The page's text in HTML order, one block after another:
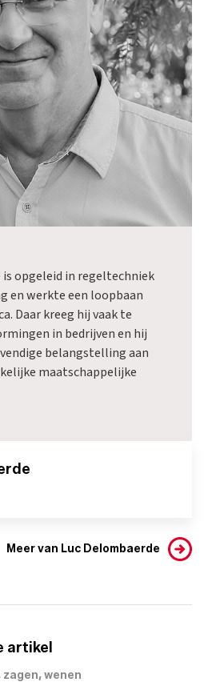
is opgeleid in regeltechniek
en werkte een loopbaan
Daar kreeg hij vaak te
in bedrijven en hij
belangstelling aan
maatschappelijke
Meer van Luc Delombaerde
artikel
zagen, wenen